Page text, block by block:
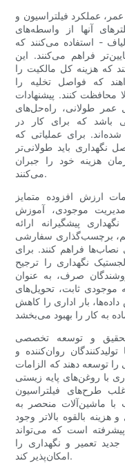
عملکرد فیلتراسیون و
آنها از واسطه‌های
- استفاده می‌کنند که
فراهم می‌کنند. این
که هزینه کل مالکیت را
که فواصل تخلیه را
محافظت کنند. پیشنهادات
عمر طولانی، راه‌حل‌های
باشد که برای کار در
برای عملیاتی که
نگهداری باید طولانی‌تر
هزینه خود را جبران
می‌کنند.
ارزش افزوده متمایز
مدیریت موجودی، آموزش
پیشگیرانه ارائه
برچسب‌گذاری سفارشی
نصاب‌ها فراهم کنند. برای
نگهداری را ترجیح
صرف، به عنوان
موجودی ثابت، تحویل‌های
بار اداری را کاهش
تحقیق و توسعه تخصصی
روان‌کننده و
را توسعه دهند که الزامات
با روغن‌های پایه زیستی
طرح‌های فیلتراسیون
ماشین‌آلات منحصر به
بالقوه بالاتر وجود
است که می‌تواند
تعمیر و نگهداری را
امکان‌پذیر کند.